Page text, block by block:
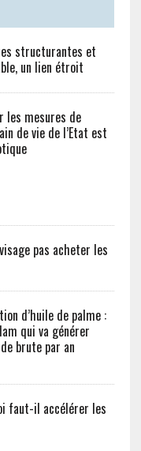
structurantes et
un lien étroit
les mesures de
de vie de l’Etat est
pas acheter les
d’huile de palme :
qui va générer
brute par an
faut-il accélérer les